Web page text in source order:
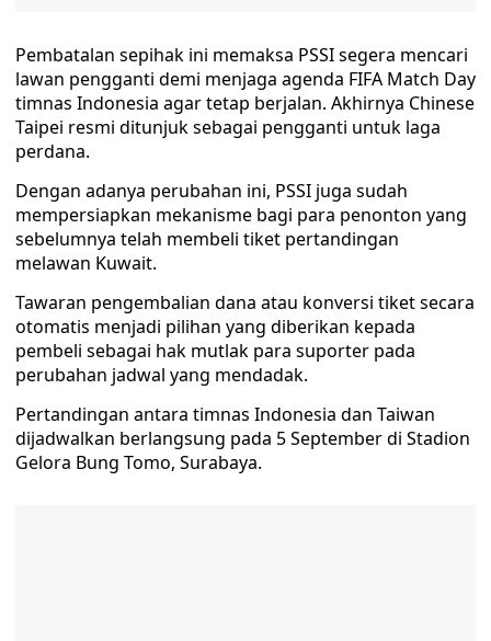
Pembatalan sepihak ini memaksa PSSI segera mencari
lawan pengganti demi menjaga agenda FIFA Match Day
timnas Indonesia agar tetap berjalan. Akhirnya Chinese
Taipei resmi ditunjuk sebagai pengganti untuk laga
perdana.
Dengan adanya perubahan ini, PSSI juga sudah
mempersiapkan mekanisme bagi para penonton yang
sebelumnya telah membeli tiket pertandingan
melawan Kuwait.
Tawaran pengembalian dana atau konversi tiket secara
otomatis menjadi pilihan yang diberikan kepada
pembeli sebagai hak mutlak para suporter pada
perubahan jadwal yang mendadak.
Pertandingan antara timnas Indonesia dan Taiwan
dijadwalkan berlangsung pada 5 September di Stadion
Gelora Bung Tomo, Surabaya.